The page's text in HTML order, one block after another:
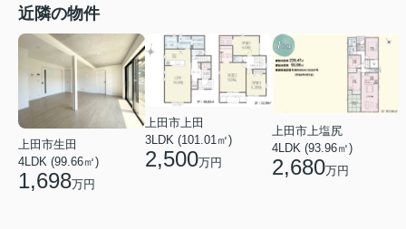
近隣の物件
上田市生田
4LDK (99.66㎡)
1,698万円
上田市上田
3LDK (101.01㎡)
2,500万円
上田市上塩尻
4LDK (93.96㎡)
2,680万円